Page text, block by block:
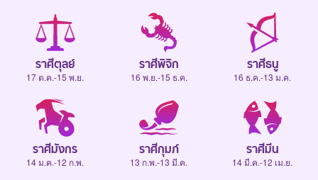
ราศีตุลย์
17 ต.ค.-15 พ.ย.
ราศีพิจิก
16 พ.ย.-15 ธ.ค.
ราศีธนู
16 ธ.ค.-13 ม.ค.
ราศีมังกร
14 ม.ค.-12 ก.พ.
ราศีกุมภ์
13 ก.พ.-13 มี.ค.
ราศีมีน
14 มี.ค.-12 เม.ย.